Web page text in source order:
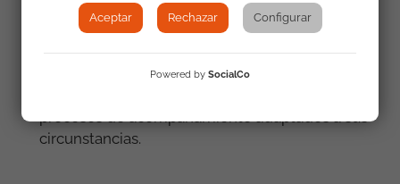
Asistir a las mujeres gitanas que sufren
situaciones de violencia de género para que
puedan salir de su situación y tener acceso a los
recursos especializados en igualdad de
procesos de acompañamiento adaptados a sus
circunstancias.
Aceptar Rechazar Configurar
Powered by SocialCo